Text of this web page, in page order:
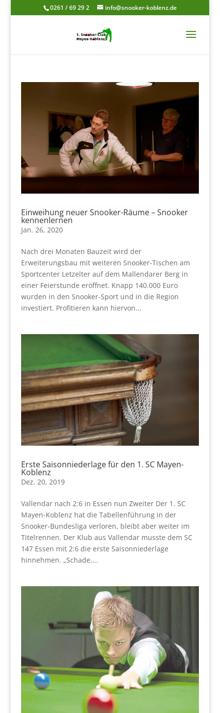
0261 / 69 29 2 info@snooker-koblenz.de
Einweihung neuer Snooker-Räume – Snooker
kennenlernen
Jan. 26, 2020
Nach drei Monaten Bauzeit wird der
Erweiterungsbau mit weiteren Snooker-Tischen am
Sportcenter Letzelter auf dem Mallendarer Berg in
einer Feierstunde eröffnet. Knapp 140.000 Euro
wurden in den Snooker-Sport und in die Region
investiert. Profitieren kann hiervon...
Erste Saisonniederlage für den 1. SC Mayen-
Koblenz
Dez. 20, 2019
Vallendar nach 2:6 in Essen nun Zweiter Der 1. SC
Mayen-Koblenz hat die Tabellenführung in der
Snooker-Bundesliga verloren, bleibt aber weiter im
Titelrennen. Der Klub aus Vallendar musste dem SC
147 Essen mit 2:6 die erste Saisonniederlage
hinnehmen. „Schade,...